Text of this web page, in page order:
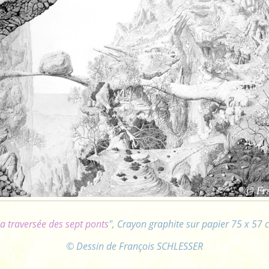
traversée des sept ponts", Crayon graphite sur papier 75 x 57
© Dessin de François SCHLESSER